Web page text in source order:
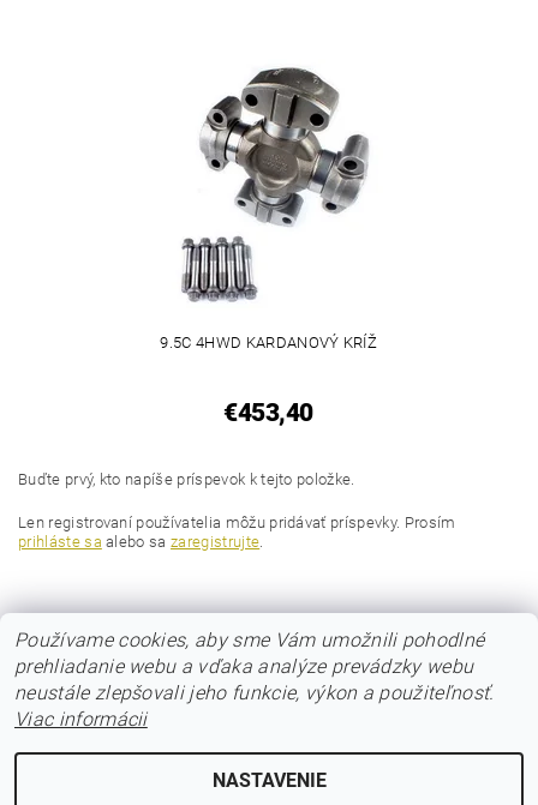
9.5C 4HWD KARDANOVÝ KRÍŽ
€453,40
Buďte prvý, kto napíše príspevok k tejto položke.
Len registrovaní používatelia môžu pridávať príspevky. Prosím
prihláste sa alebo sazaregistrujte
Používame cookies, aby sme Vám umožnili pohodlné
prehliadanie webu a vďaka analýze prevádzky webu
neustále zlepšovali jeho funkcie, výkon a použiteľnosť.
Viac informácii
NASTAVENIE